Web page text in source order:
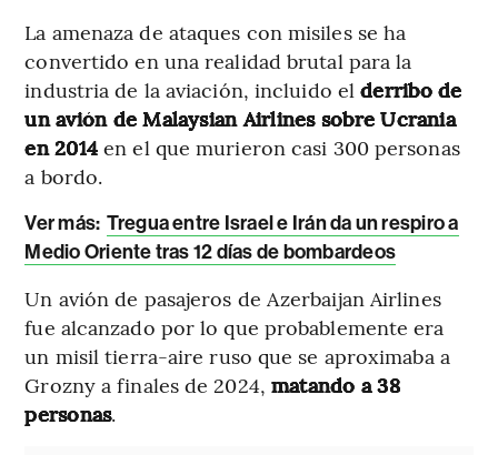
La amenaza de ataques con misiles se ha
convertido en una realidad brutal para la
industria de la aviación, incluido elderribo de
un avión de Malaysian Airlines sobre Ucrania
en 2014 en el que murieron casi 300 personas
a bordo.
Ver más: Tregua entre Israel e Irán da un respiro a
Medio Oriente tras 12 días de bombardeos
Un avión de pasajeros de Azerbaijan Airlines
fue alcanzado por lo que probablemente era
un misil tierra-aire ruso que se aproximaba a
Grozny a finales de 2024, matando a 38
personas.